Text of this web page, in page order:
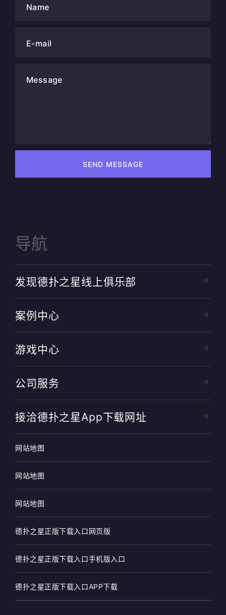
Name
E-mail
Message
SEND MESSAGE
导航
发现德扑之星线上俱乐部
案例中心
游戏中心
公司服务
接洽德扑之星app下载网址
网站地图
网站地图
网站地图
德扑之星正版下载入口网页版
德扑之星正版下载入口手机版入口
德扑之星正版下载入口APP下载